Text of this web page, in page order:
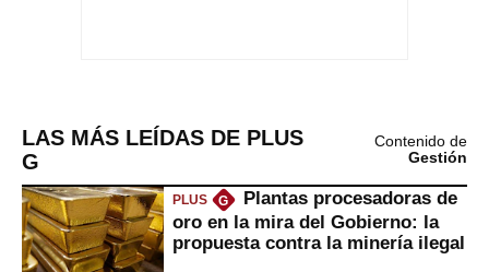
LAS MÁS LEÍDAS DE PLUS
G
Contenido de
Gestión
PLUS G
Plantas procesadoras de
oro en la mira del Gobierno: la
propuesta contra la minería ilegal